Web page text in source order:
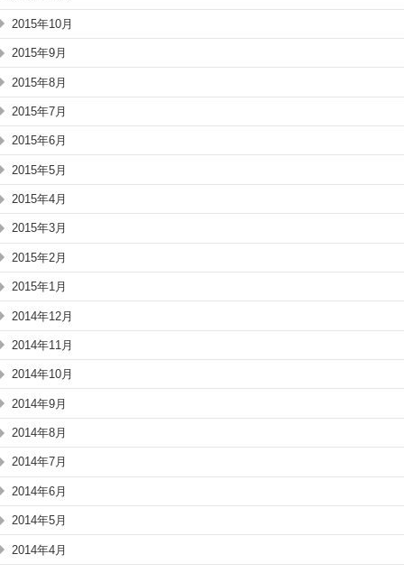
2015年10月
2015年9月
2015年8月
2015年7月
2015年6月
2015年5月
2015年4月
2015年3月
2015年2月
2015年1月
2014年12月
2014年11月
2014年10月
2014年9月
2014年8月
2014年7月
2014年6月
2014年5月
2014年4月